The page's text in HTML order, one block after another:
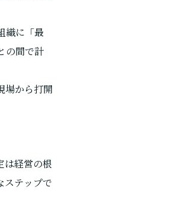
織に「最
の間で計
場から打開
は経営の根
ステップで